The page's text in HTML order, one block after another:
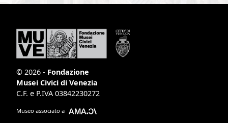
© 2026 - Fondazione
Musei Civici di Venezia
C.F. e P.IVA 03842230272
Museo associato a